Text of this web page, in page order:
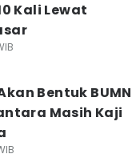
Kali Lewat
Bentuk BUMN
Masih Kaji